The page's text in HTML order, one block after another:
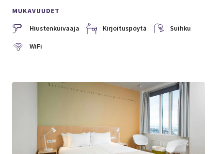
MUKAVUUDET
Hiustenkuivaaja
Kirjoituspöytä Suihku
WiFi